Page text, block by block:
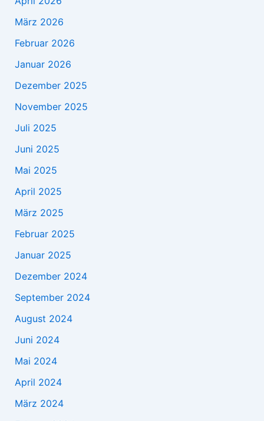
März 2026
Februar 2026
Januar 2026
Dezember 2025
November 2025
Juli 2025
Juni 2025
Mai 2025
April 2025
März 2025
Februar 2025
Januar 2025
Dezember 2024
September 2024
August 2024
Juni 2024
Mai 2024
April 2024
März 2024